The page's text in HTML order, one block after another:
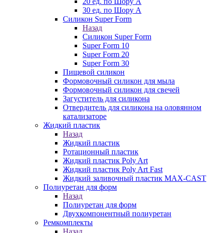
30 ед. по Шору А
Силикон Super Form
Назад
Силикон Super Form
Super Form 10
Super Form 20
Super Form 30
Пищевой силикон
Формовочный силикон для мыла
Формовочный силикон для свечей
Загуститель для силикона
Отвердитель для силикона на оловянном
катализаторе
Жидкий пластик
Назад
Жидкий пластик
Ротационный пластик
Жидкий пластик Poly Art
Жидкий пластик Poly Art Fast
Жидкий заливочный пластик MAX-CAST
Полиуретан для форм
Назад
Полиуретан для форм
Двухкомпонентный полиуретан
Ремкомплекты
Назад